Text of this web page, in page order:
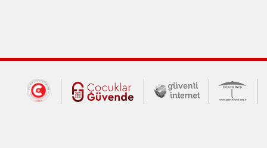
Dış Bağlantılar
Cumhurbaşkanlığı İletişim Merkezi
Çocuklar Güvende (yeni
Güvenli